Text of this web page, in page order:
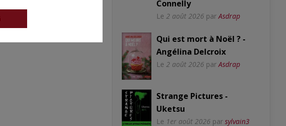
Connelly
Le 2 août 2026 par Asdrap
Qui est mort à Noël ? -
Angélina Delcroix
Le 2 août 2026 par Asdrap
Strange Pictures -
Uketsu
Le 1er août 2026 par sylvain3